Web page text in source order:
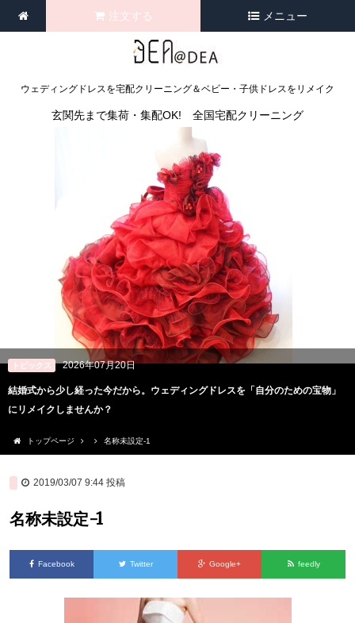
ウェディングドレスを宅配クリーニング＆ベビー・子供ドレスをリメイク
注文する メニュー
玄関先まで集荷・集配OK! 全国宅配クリーニング
トピックス 2026年07月20日
結婚式から少し経った今だから。ウェディングドレスを「自分のための宝物」
にリメイクしませんか？
トップページ 名称未設定-1
2019/03/07 9:44 投稿
名称未設定-1
Facebook Twitter Google+ feedly